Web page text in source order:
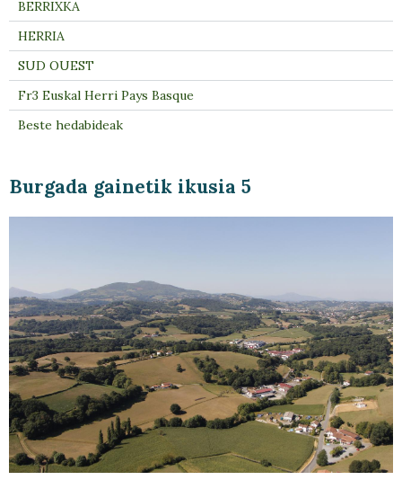
Burgada gainetik ikusia 5
BERRIXKA
HERRIA
SUD OUEST
Fr3 Euskal Herri Pays Basque
Beste hedabideak